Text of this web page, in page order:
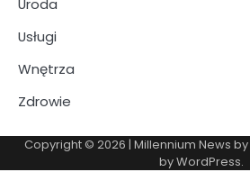
Uroda
Usługi
Wnętrza
Zdrowie
Copyright © 2026 | Millennium News by
byWordPress.